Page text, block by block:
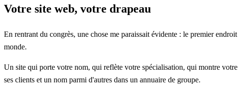
Votre site web, votre drapeau
En rentrant du congrès, une chose me paraissait évidente : le premier
monde.
Un site qui porte votre nom, qui reflète votre spécialisation, qui montre
ses clients et un nom parmi d'autres dans un annuaire de groupe.